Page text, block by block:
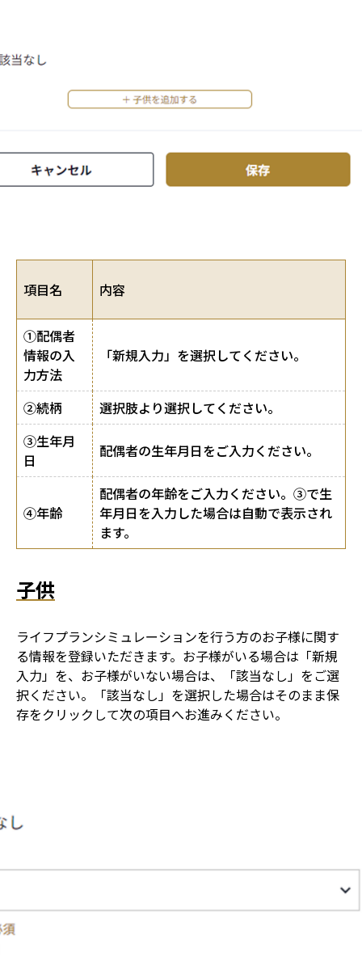
項目名 内容
①配偶者
情報の入
力方法
「新規入力」を選択してください。
②続柄
選択肢より選択してください。
③生年月
日
配偶者の生年月日をご入力ください。
④年齢
配偶者の年齢をご入力ください。③で生
年月日を入力した場合は自動で表示され
ます。
子供
ライフプランシミュレーションを行う方のお子様に関す
る情報を登録いただきます。お子様がいる場合は「新規
入力」を、お子様がいない場合は、「該当なし」をご選
択ください。「該当なし」を選択した場合はそのまま保